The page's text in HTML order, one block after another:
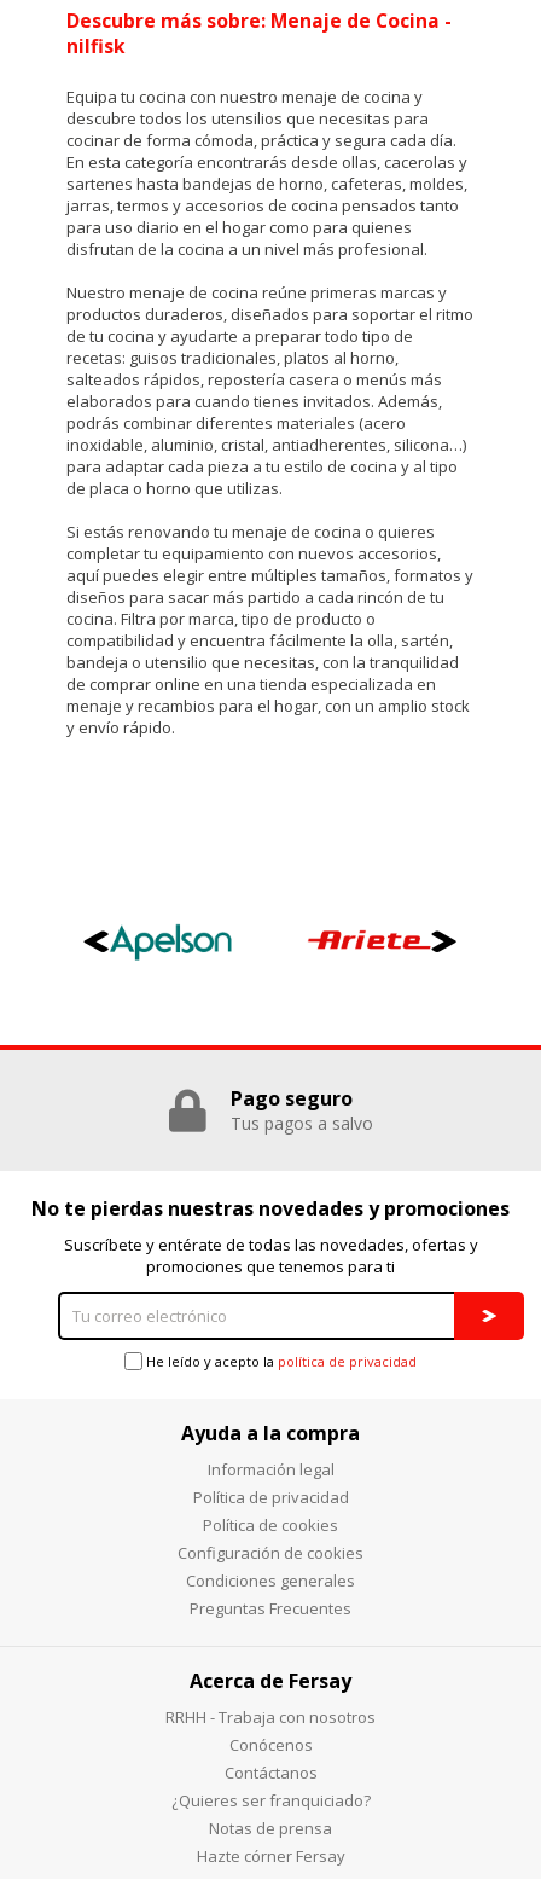
Descubre más sobre: Menaje de Cocina -
nilfisk
Equipa tu cocina con nuestro menaje de cocina y
descubre todos los utensilios que necesitas para
cocinar de forma cómoda, práctica y segura cada día.
En esta categoría encontrarás desde ollas, cacerolas y
sartenes hasta bandejas de horno, cafeteras, moldes,
jarras, termos y accesorios de cocina pensados tanto
para uso diario en el hogar como para quienes
disfrutan de la cocina a un nivel más profesional.
Nuestro menaje de cocina reúne primeras marcas y
productos duraderos, diseñados para soportar el ritmo
de tu cocina y ayudarte a preparar todo tipo de
recetas: guisos tradicionales, platos al horno,
salteados rápidos, repostería casera o menús más
elaborados para cuando tienes invitados. Además,
podrás combinar diferentes materiales (acero
inoxidable, aluminio, cristal, antiadherentes, silicona…)
para adaptar cada pieza a tu estilo de cocina y al tipo
de placa o horno que utilizas.
Si estás renovando tu menaje de cocina o quieres
completar tu equipamiento con nuevos accesorios,
aquí puedes elegir entre múltiples tamaños, formatos y
diseños para sacar más partido a cada rincón de tu
cocina. Filtra por marca, tipo de producto o
compatibilidad y encuentra fácilmente la olla, sartén,
bandeja o utensilio que necesitas, con la tranquilidad
de comprar online en una tienda especializada en
menaje y recambios para el hogar, con un amplio stock
y envío rápido.
Pago seguro
Tus pagos a salvo
No te pierdas nuestras novedades y promociones
Suscríbete y entérate de todas las novedades, ofertas y
promociones que tenemos para ti
He leído y acepto la política de privacidad
Ayuda a la compra
Información legal
Política de privacidad
Política de cookies
Configuración de cookies
Condiciones generales
Preguntas Frecuentes
Acerca de Fersay
RRHH - Trabaja con nosotros
Conócenos
Contáctanos
¿Quieres ser franquiciado?
Notas de prensa
Hazte córner Fersay
agregada y, por lo tanto, es anónima.
Cookies Utilizadas:
_gid, _evPromtCookies
Cookies dirigidas
Estas cookies pueden ser establecidas a través de nuestro
sitio por nuestros socios publicitarios. Pueden ser
utilizadas por esas empresas para crear un perfil de sus
intereses y mostrarle anuncios relevantes en otros sitios.
que se basan en la identificación única de su navegador y
dispositivo de Internet.
Cookies Utilizadas:
_evAd, _evCoupon, _evSubscription, _evPromt
GUARDAR CONFIGURACIÓN
Puedes volver a configurar tus cookies desde la sección
"Configuración de cookies" al pie de la página. También puedes
consultar nuestrapolítica de cookies